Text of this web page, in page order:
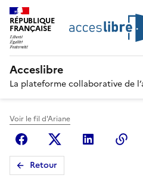
RÉPUBLIQUE
FRANÇAISE
Acceslibre
La plateforme collaborative de
Voir le fil d'Ariane
FacebookX Linkedin
Retour